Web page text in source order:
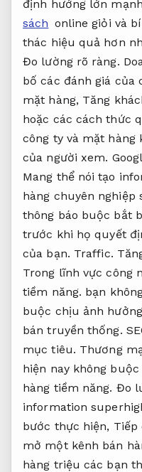
định hướng lớn mạnh
sách online giỏi và
thác hiệu quả hơn
Đo lường rõ ràng.
bố các đánh giá của
mặt hàng, Tăng
hoặc các cách thức
công ty và mặt hàng
của người xem.
Mang thể nói tạo
hàng chuyên nghiệp
thông báo buộc bắt
trước khi họ quyết
của bạn. Traffic.
Trong lĩnh vực công
tiềm năng. bạn
buộc chịu ảnh
bán truyền thống.
mục tiêu. Thương
hiện nay không
hàng tiềm năng. Đo
information
bước thực hiện, Tiếp
mở một kênh bán
hàng triệu các bạn